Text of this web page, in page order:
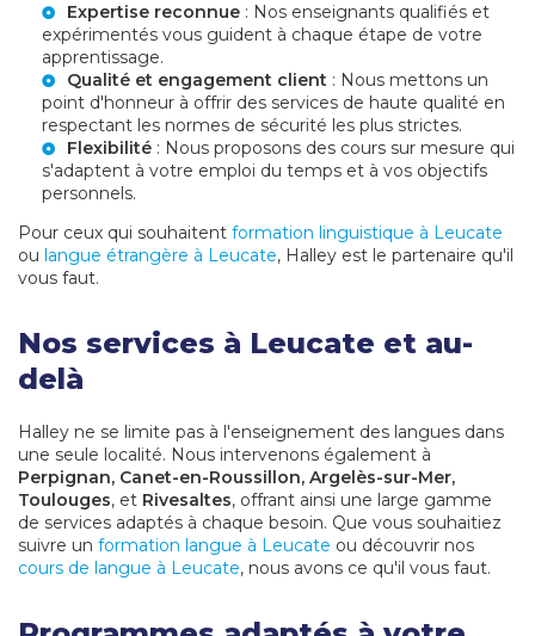
Expertise reconnue : Nos enseignants qualifiés et
expérimentés vous guident à chaque étape de votre
apprentissage.
Qualité et engagement client : Nous mettons un
point d'honneur à offrir des services de haute qualité en
respectant les normes de sécurité les plus strictes.
Flexibilité : Nous proposons des cours sur mesure qui
s'adaptent à votre emploi du temps et à vos objectifs
personnels.
Pour ceux qui souhaitent formation linguistique à Leucate
ou langue étrangère à Leucate, Halley est le partenaire qu'il
vous faut.
Nos services à Leucate et au-
delà
Halley ne se limite pas à l'enseignement des langues dans
une seule localité. Nous intervenons également à
Perpignan, Canet-en-Roussillon, Argelès-sur-Mer,
Toulouges, et Rivesaltes, offrant ainsi une large gamme
de services adaptés à chaque besoin. Que vous souhaitiez
suivre un formation langue à Leucate ou découvrir nos
cours de langue à Leucate, nous avons ce qu'il vous faut.